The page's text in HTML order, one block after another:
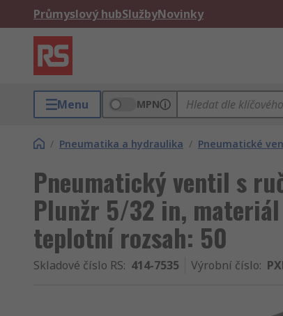
Průmyslový hubSlužbyNovinky
Menu MPN
/ Pneumatika a hydraulika / Pneumatické
Pneumatický ventil s
Plunžr 5/32 in,
teplotní rozsah: 50
Skladové číslo RS: 414-7535 Výrobní číslo: